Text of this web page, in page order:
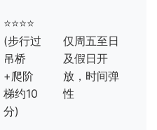
⭐⭐⭐⭐
(步行过
吊桥
+爬阶
梯约10
分)
仅周五至日
及假日开
放，时间弹
性